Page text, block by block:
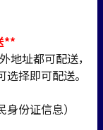
**
址都可配送，
择即可配送。
份证信息）